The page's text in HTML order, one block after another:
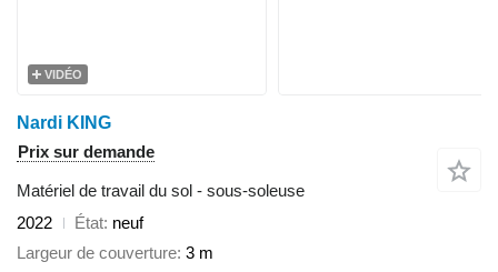
VIDÉO
Nardi KING
Prix sur demande
Matériel de travail du sol - sous-soleuse
2022
État neuf
Largeur de couverture 3 m